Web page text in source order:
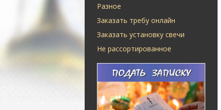
Разное
Заказать требу онлайн
Заказать установку свечи
Не рассортированное